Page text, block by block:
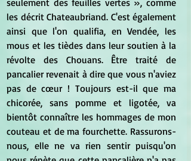
les décrit Chateaubriand. C'est également
ainsi que l'on qualifia, en Vendée, les
mous et les tièdes dans leur soutien à la
révolte des Chouans. Être traité de
pancalier revenait à dire que vous n'aviez
pas de cœur ! Toujours est-il que ma
chicorée, sans pomme et ligotée, va
bientôt connaître les hommages de mon
couteau et de ma fourchette. Rassurons-
nous, elle ne va rien sentir puisqu'on